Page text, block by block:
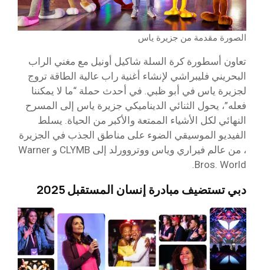
الصورة مقدمة من جزيرة ياس
تعاون أسطورة كرة السلة شاكيل أونيل مع مغني الراب
البحريني فليبراشي لإنشاء أغنية راب عالية الطاقة تروج
لجزيرة ياس في أبو ظبي. في أحدث حملة “ما لا يمكننا
فعله”، يحول الثنائي الديناميكي جزيرة ياس إلى المسرح
النهائي لكل الأشياء الممتعة والأكبر من الحياة. يسلط
الفيديو الموسيقي الضوء على مناطق الجذب في الجزيرة
، من عالم فيراري وياس ووتروورلد إلى CLYMB و Warner
Bros. World.
دبي تستضيف مبادرة إنسان المستقبل 2025